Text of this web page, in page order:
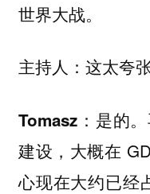
世界大战。
主持人： 这太夸张
Tomasz： 是的
建设，大概在
心现在大约已经